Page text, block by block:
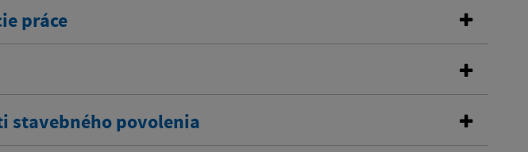
práce
stavebného povolenia